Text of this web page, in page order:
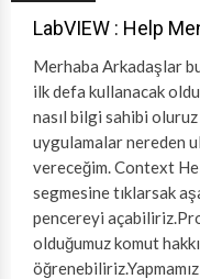
LabVIEW : Help
Merhaba Arkadaşlar bu
ilk defa kullanacak
nasıl bilgi sahibi
uygulamalar nereden
vereceğim. Context
segmesine tıklarsak
pencereyi
olduğumuz komut